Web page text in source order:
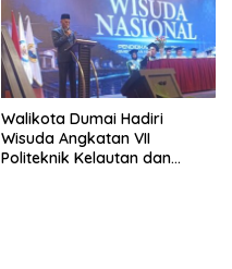
Walikota Dumai Hadiri
Wisuda Angkatan VII
Politeknik Kelautan dan